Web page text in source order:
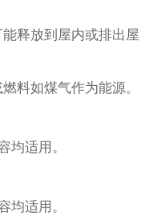
释放到屋内或排出屋
料如煤气作为能源。
适用。
适用。